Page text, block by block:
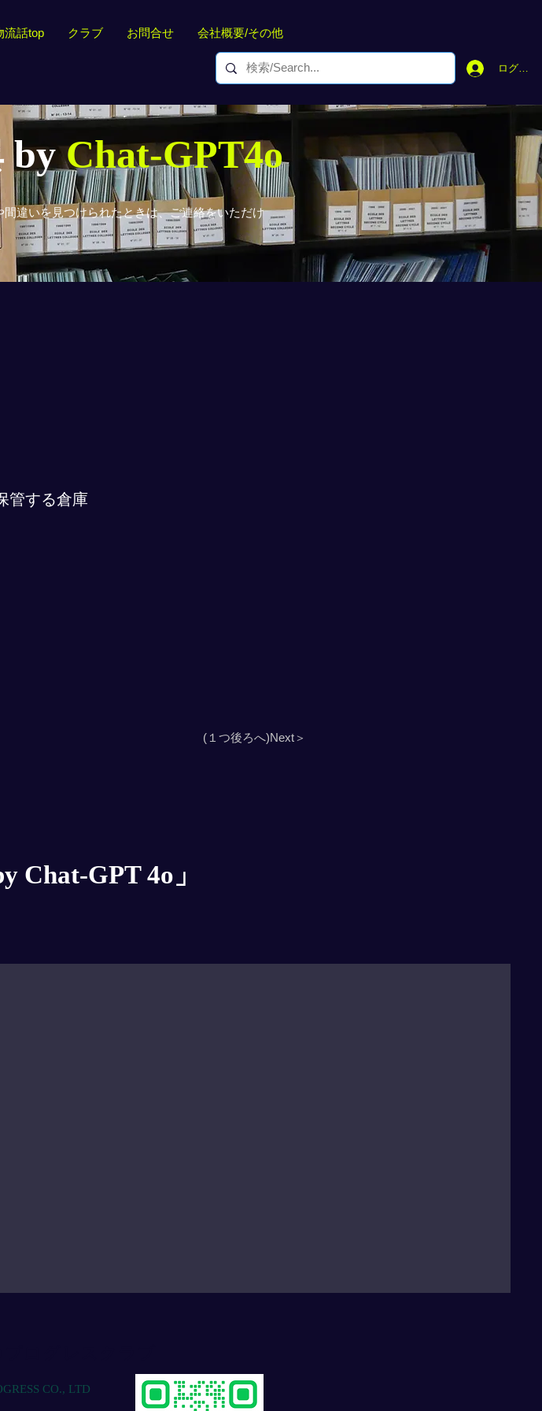
流話top クラブ お問合せ 会社概要/その他
ログイン
byChat-GPT4o
違いを見つけられたときは、ご連絡をいただけ
管する倉庫
(１つ後ろへ)Next＞
Chat-GPT 4o」
CO., LTD